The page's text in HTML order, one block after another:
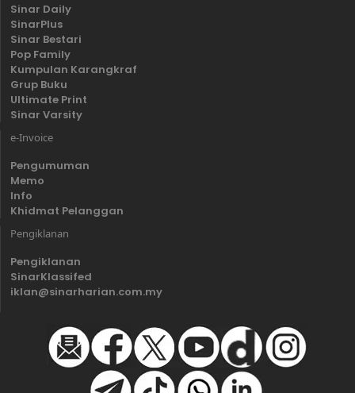
Sinar Daily
SinarPlus
Sinar Bestari
Pop Family
Kumpulan Karangkraf
Grup Buku
Ultimate Print
Sinar Varsity
e-Invoice
Pengumuman
Memo
Info
Khidmat Pelanggan
Pengiklanan
Pengiklanan
SinarKlassifed
iklan@sinarharian.com.my